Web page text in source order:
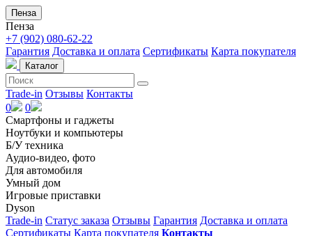
Пенза
Пенза
+7 (902) 080-62-22
Гарантия Доставка и оплата Сертификаты Карта покупателя
Каталог
Trade-in Отзывы Контакты
0
0
Смартфоны и гаджеты
Ноутбуки и компьютеры
Б/У техника
Аудио-видео, фото
Для автомобиля
Умный дом
Игровые приставки
Dyson
Trade-in Статус заказа Отзывы Гарантия Доставка и оплата
Сертификаты Карта покупателя Контакты